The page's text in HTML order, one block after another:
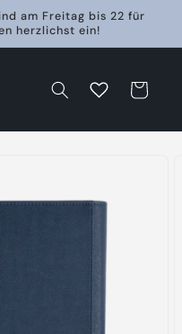
am Freitag bis 22 für
herzlichst ein!
Warenkorb